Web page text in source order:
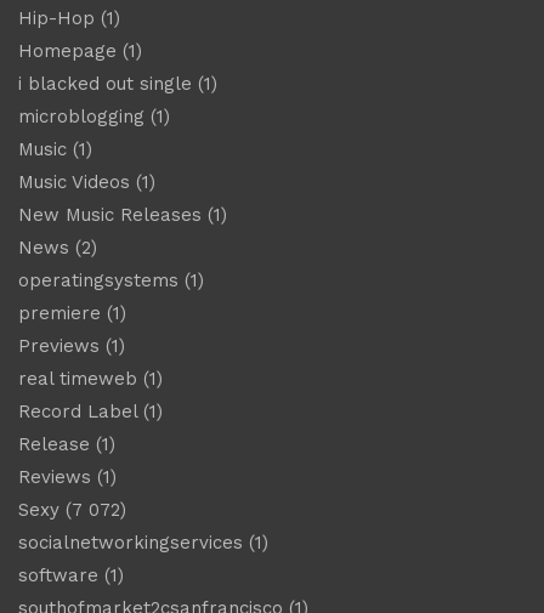
Hip-Hop (1)
Homepage (1)
i blacked out single (1)
microblogging (1)
Music (1)
Music Videos (1)
New Music Releases (1)
News (2)
operatingsystems (1)
premiere (1)
Previews (1)
real timeweb (1)
Record Label(1)
Release (1)
Reviews (1)
Sexy (7 072)
socialnetworkingservices (1)
software (1)
southofmarket2csanfrancisco (1)